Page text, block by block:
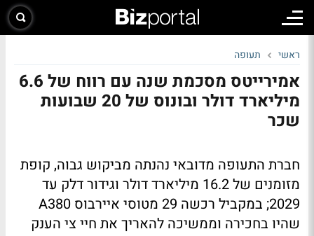
ראשי תעופה
אמירייטס מסכמת שנה עם רווח של 6.6
מיליארד דולר ובונוס של 20 שבועות
שכר
חברת התעופה מדובאי נהנתה מביקוש גבוה, קופת
מזומנים של 16.2 מיליארד דולר וגידור דלק עד
2029; במקביל רכשה 29 מטוסי איירבוס A380
שהיו בחכירה וממשיכה להאריך את חיי צי הענק